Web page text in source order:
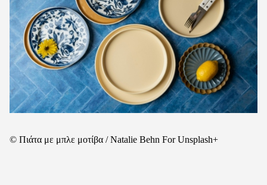
© Πιάτα με μπλε μοτίβα / Natalie Behn For Unsplash+